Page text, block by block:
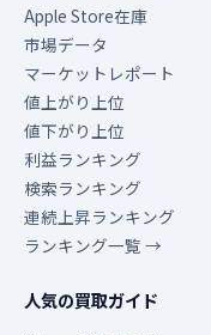
Apple Store在庫
市場データ
マーケットレポート
値上がり上位
値下がり上位
利益ランキング
検索ランキング
連続上昇ランキング
ランキング一覧 →
人気の買取ガイド